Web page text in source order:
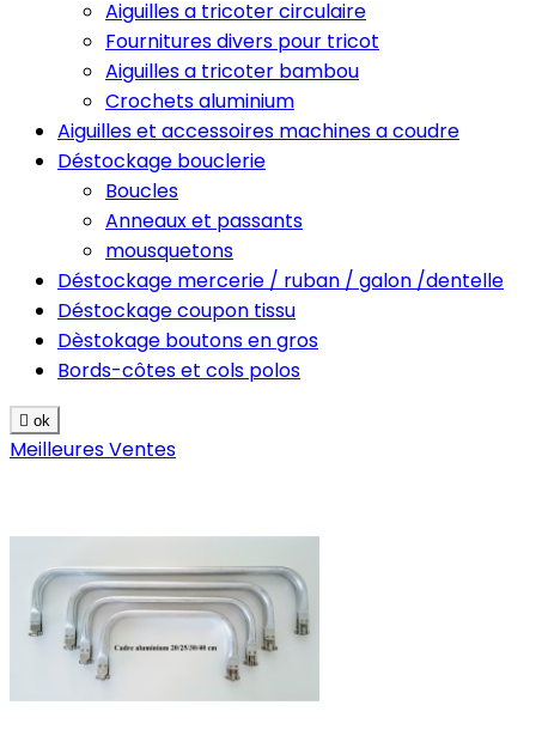
Aiguilles a tricoter circulaire
Fournitures divers pour tricot
Aiguilles a tricoter bambou
Crochets aluminium
Aiguilles et accessoires machines a coudre
Déstockage bouclerie
Boucles
Anneaux et passants
mousquetons
Déstockage mercerie / ruban / galon /dentelle
Déstockage coupon tissu
Dèstokage boutons en gros
Bords-côtes et cols polos
 ok
Meilleures Ventes